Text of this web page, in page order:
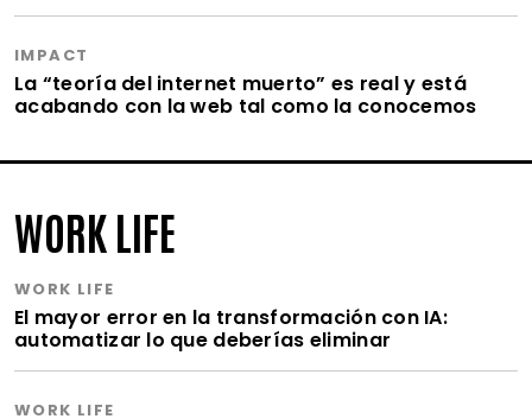
IMPACT
La “teoría del internet muerto” es real y está
acabando con la web tal como la conocemos
WORK LIFE
WORK LIFE
El mayor error en la transformación con IA:
automatizar lo que deberías eliminar
WORK LIFE